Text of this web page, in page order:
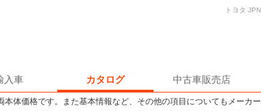
入車 カタログ 中古車販売店
体価格です。また基本情報など、その他の項目についてもメーカ
トヨタ